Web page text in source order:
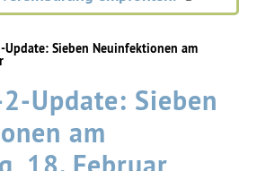
Update: Sieben Neuinfektionen am
2-Update: Sieben
am